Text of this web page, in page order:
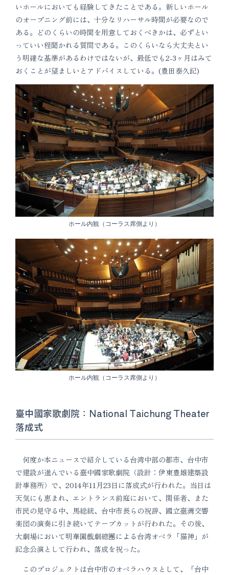
いホールにおいても経験してきたことである。新しいホール
のオープニング前には、十分なリハーサル時間が必要なので
ある。どのくらいの時間を用意しておくべきかは、必ずとい
っていい程聞かれる質問である。このくらいなら大丈夫とい
う明確な基準があるわけではないが、最低でも2-3ヶ月はみて
おくことが望ましいとアドバイスしている。(豊田泰久記)
ホール内観（コーラス席側より）
ホール内観（コーラス席側より）
臺中國家歌劇院：National Taichung Theater
落成式
何度か本ニュースで紹介している台湾中部の都市、台中市
で建設が進んでいる臺中國家歌劇院（設計：伊東豊雄建築設
計事務所）で、2014年11月23日に落成式が行われた。当日は
天気にも恵まれ、エントランス前庭において、関係者、また
市民の見守る中、馬総統、台中市長らの祝辞、國立臺灣交響
楽団の演奏に引き続いてテープカットが行われた。その後、
大劇場において明華園戲劇總團による台湾オペラ「猫神」が
記念公演として行われ、落成を祝った。
このプロジェクトは台中市のオペラハウスとして、「台中